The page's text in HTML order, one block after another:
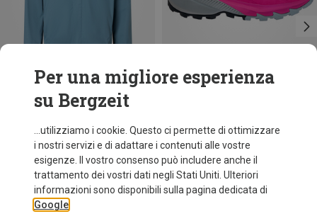
Risparmi 45%
Dynafit
Scarpe Traverse 2 donna
127,60 €
Per una migliore esperienza
su Bergzeit
...utilizziamo i cookie. Questo ci permette di ottimizzare
i nostri servizi e di adattare i contenuti alle vostre
esigenze. Il vostro consenso può includere anche il
trattamento dei vostri dati negli Stati Uniti. Ulteriori
informazioni sono disponibili sulla pagina dedicata di
Google